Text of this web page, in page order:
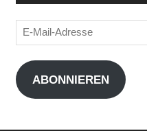
E-
Mail-
Adresse
ABONNIEREN